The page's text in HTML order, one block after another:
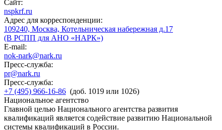
Сайт:
nspkrf.ru
Адрес для корреспонденции:
109240, Москва, Котельническая набережная д.17
(В РСПП для АНО «НАРК»)
E-mail:
nok-nark@nark.ru
Пресс-служба:
pr@nark.ru
Пресс-служба:
+7 (495) 966-16-86 (доб. 1019 или 1026)
Национальное агентство
Главной целью Национального агентства развития
квалификаций является содействие развитию Национальной
системы квалификаций в России.